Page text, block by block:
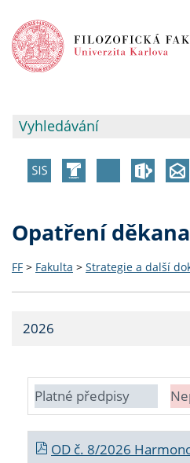
Opatření děkana
FF > Fakulta > Strategie a další
2026
Platné předpisy
OD č. 8/2026